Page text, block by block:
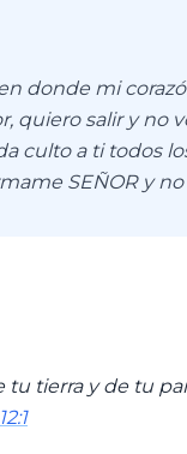
donde mi
quiero salir y no
culto a ti todos
SEÑOR y
tierra y de tu